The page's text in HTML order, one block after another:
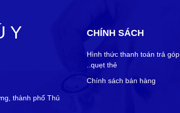
Y
thành phố Thủ
CHÍNH SÁCH
Hình thức thanh toán trả góp
..quẹt thẻ
Chính sách bán hàng